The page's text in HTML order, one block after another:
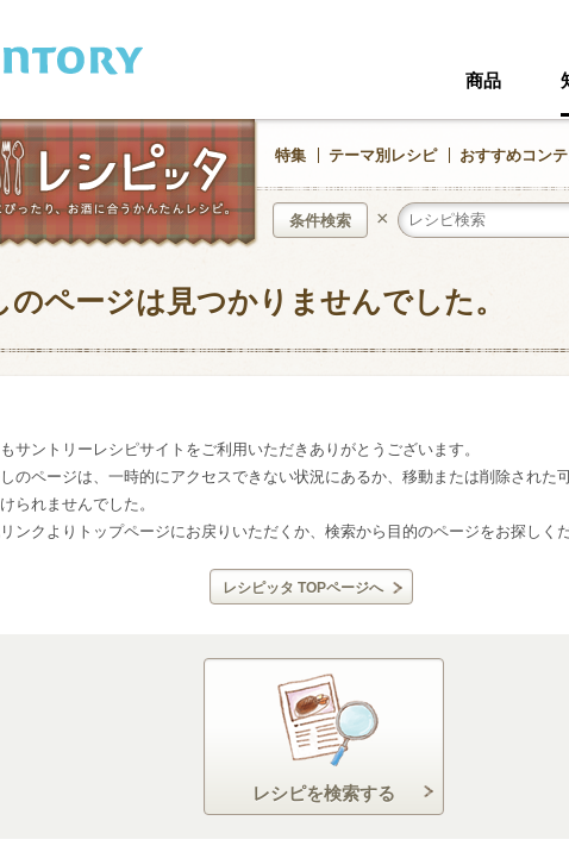
商品
特集 テーマ別レシピ おすすめコン
条件検索 ×
洋食 中華風
ンチ アジア・エスニック その他・創作料理
魚介類 野菜・いも類
乳製品 豆腐・豆類 加工食品系
・麺
穀物
その他
検索
のページは見つかりませんでした。
サントリーレシピサイトをご利用いただきありがとうございます。
のページは、一時的にアクセスできない状況にあるか、移動または削除された
られませんでした。
ンクよりトップページにお戻りいただくか、検索から目的のページをお探しくだ
レシピッタ TOPページへ
レシピを検索する